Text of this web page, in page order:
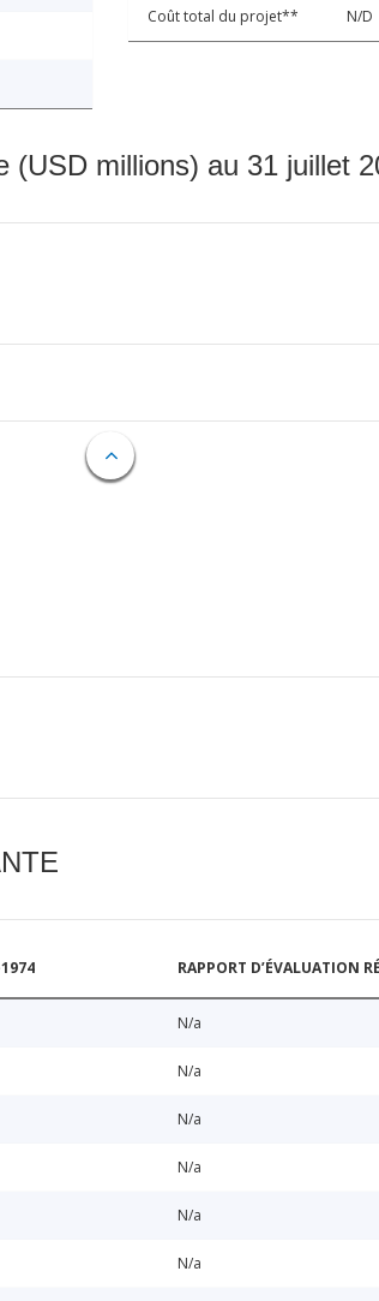
Coût total du projet** N/D
(USD millions) au 31 juillet
RAPPORT D’ÉVALUATION
N/a
N/a
N/a
N/a
N/a
N/a